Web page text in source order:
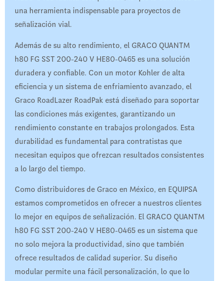
una herramienta indispensable para proyectos de
señalización vial.
Además de su alto rendimiento, el GRACO QUANTM
h80 FG SST 200-240 V HE80-0465 es una solución
duradera y confiable. Con un motor Kohler de alta
eficiencia y un sistema de enfriamiento avanzado, el
Graco RoadLazer RoadPak está diseñado para soportar
las condiciones más exigentes, garantizando un
rendimiento constante en trabajos prolongados. Esta
durabilidad es fundamental para contratistas que
necesitan equipos que ofrezcan resultados consistentes
a lo largo del tiempo.
Como distribuidores de Graco en México, en EQUIPSA
estamos comprometidos en ofrecer a nuestros clientes
lo mejor en equipos de señalización. El GRACO QUANTM
h80 FG SST 200-240 V HE80-0465 es un sistema que
no solo mejora la productividad, sino que también
ofrece resultados de calidad superior. Su diseño
modular permite una fácil personalización, lo que lo